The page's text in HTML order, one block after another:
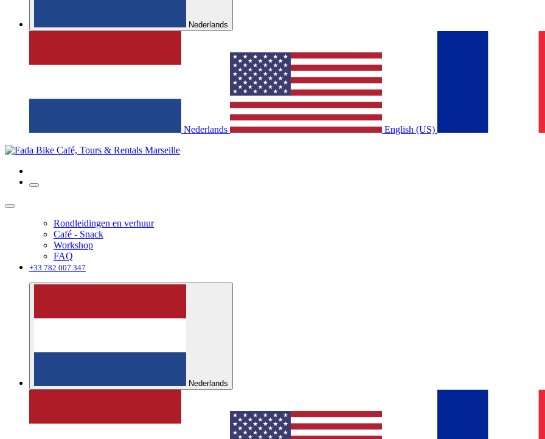
Nederlands
Nederlands English (US)
Rondleidingen en verhuur
Café - Snack
Workshop
FAQ
+33 782 007 347
Nederlands